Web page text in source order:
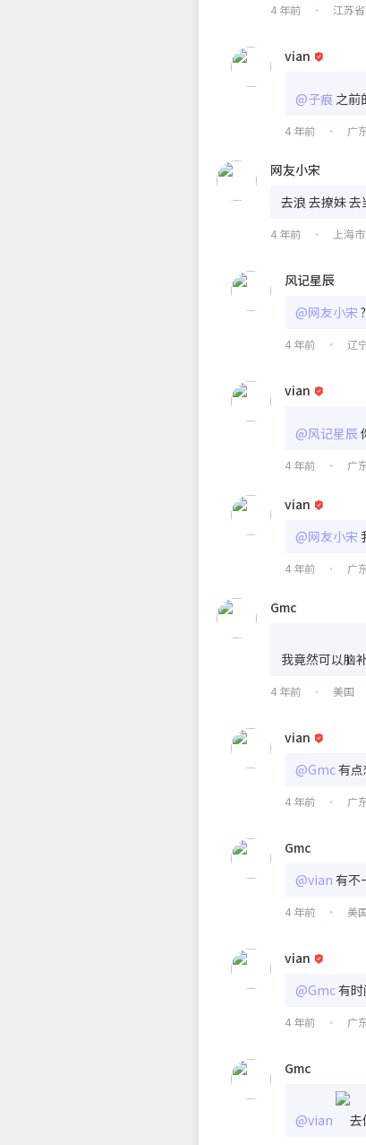
4 年前 • 江苏
vian
@子痕 之前
4 年前 • 广
网友小宋
去浪 去撩妹 去
4 年前 • 上海市
风记星辰
@网友小宋
4 年前 • 辽
vian
@风记星辰
4 年前 • 广
vian
@网友小宋
4 年前 • 广
Gmc
我竟然可以脑
4 年前 • 美国
vian
@Gmc有
4 年前 • 广
Gmc
@vian 有不
4 年前 • 美
vian
@Gmc有
4 年前 • 广
Gmc
@vian 去